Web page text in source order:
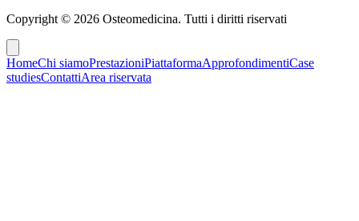
Copyright © 2026 Osteomedicina. Tutti i diritti riservati
HomeChi siamoPrestazioniPiattaformaApprofondimentiCase
studiesContattiArea riservata